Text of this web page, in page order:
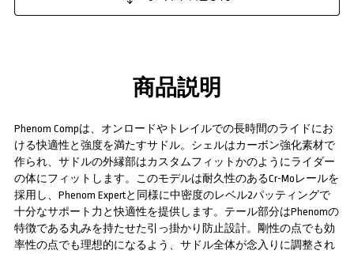
商品説明
Phenom Compは、オンロードやトレイルでの長時間のライドにお
ける快適性と強度を満たすサドル。シェルはカーボン強化素材で
作られ、サドルの外縁部はカスタムフィットかのようにライダー
の体にフィットします。このモデルは耐久性のあるCr-Moレールを
採用し、Phenom Expertと同様に中密度のレベル2パッティングで
十分なサポート力と快適性を提供します。テール部分はPhenomの
特徴である丸みを持たせた引っ掛かり防止設計。剛性の点でも効
率性の点でも理想的になるよう、サドル全体が念入りに調整され